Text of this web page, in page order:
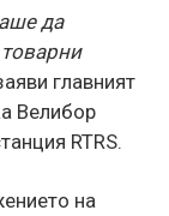
да
главният
Велибор
RTRS.
на